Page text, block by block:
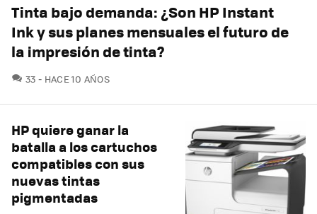
Tinta bajo demanda: ¿Son HP Instant
Ink y sus planes mensuales el futuro de
la impresión de tinta?
33 COMENTARIOS
HACE 10 AÑOS
HP quiere ganar la
batalla a los cartuchos
compatibles con sus
nuevas tintas
pigmentadas